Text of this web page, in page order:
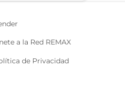
a la Red REMAX
de Privacidad